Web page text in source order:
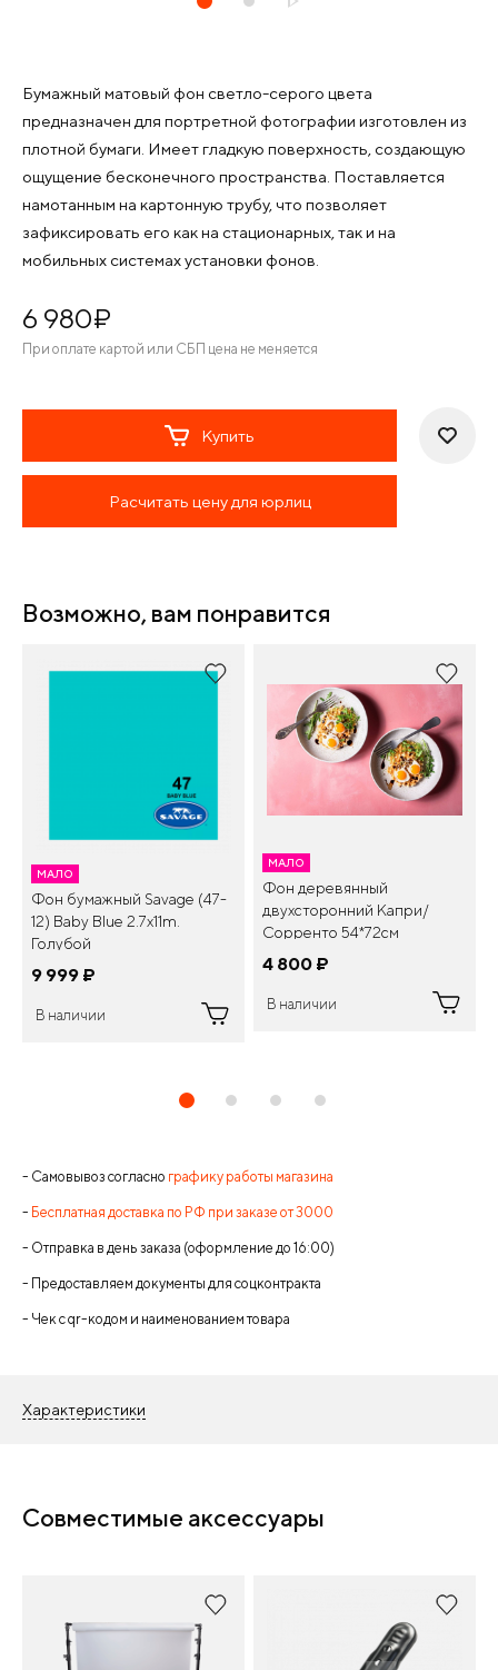
Бумажный матовый фон светло-серого цвета
предназначен для портретной фотографии изготовлен из
плотной бумаги. Имеет гладкую поверхность, создающую
ощущение бесконечного пространства. Поставляется
намотанным на картонную трубу, что позволяет
зафиксировать его как на стационарных, так и на
мобильных системах установки фонов.
6 980¤
При оплате картой или СБП цена не меняется
Купить
Расчитать цену для юрлиц
Возможно, вам понравится
МАЛО
Фон бумажный Savage (47-
12) Baby Blue 2.7x11m.
Голубой
9 999 ¤
В наличии
МАЛО
Фон деревянный
двухсторонний Капри/
Сорренто 54*72см
4 800 ¤
В наличии
- Самовывоз согласно графику работы магазина
- Бесплатная доставка по РФ при заказе от 3000
- Отправка в день заказа (оформление до 16:00)
- Предоставляем документы для соцконтракта
- Чек с qr-кодом и наименованием товара
Характеристики
Совместимые аксессуары